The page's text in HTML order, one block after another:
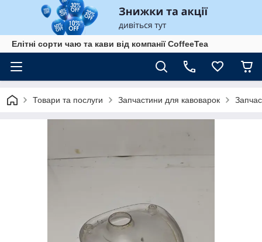
Елітні сорти чаю та кави від компанії CoffeeTea
Товари та послуги Запчастини для кавоварок